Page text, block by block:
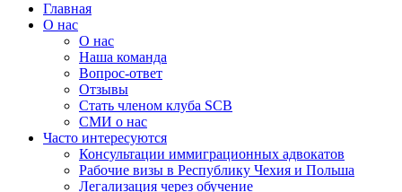
Главная
О нас
О нас
Наша команда
Вопрос-ответ
Отзывы
Стать членом клуба SCB
СМИ о нас
Часто интересуются
Консультации иммиграционных адвокатов
Рабочие визы в Республику Чехия и Польша
Легализация через обучение